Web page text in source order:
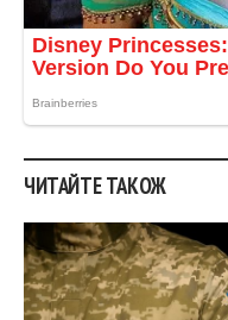
ЧИТАЙТЕ ТАКОЖ